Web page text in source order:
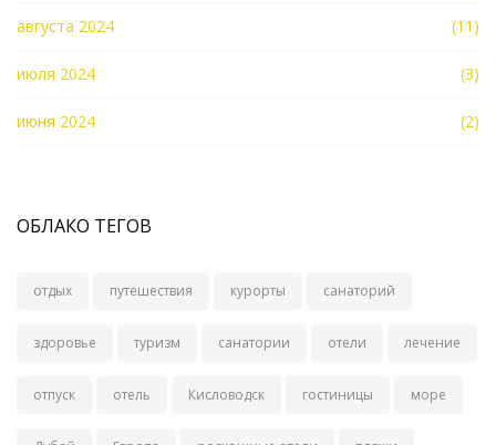
августа 2024 (11)
июля 2024 (3)
июня 2024 (2)
ОБЛАКО ТЕГОВ
отдых путешествия курорты санаторий
здоровье туризм санатории отели лечение
отпуск отель Кисловодск гостиницы море